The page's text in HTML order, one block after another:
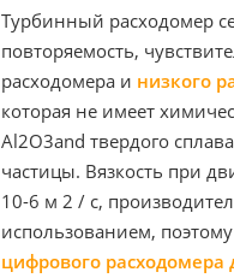
Турбинный расходомер
повторяемость,
расходомера и низкого
которая не имеет
Al2O3and твердого
частицы. Вязкость при
10-6 м 2 / с,
использованием,
цифрового расходомера